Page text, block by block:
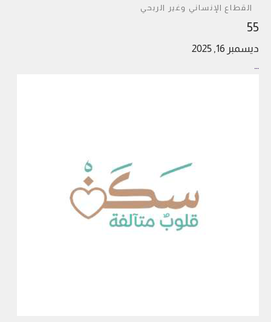
القطاع الإنساني وغير الربحي
55
ديسمبر 16, 2025
…